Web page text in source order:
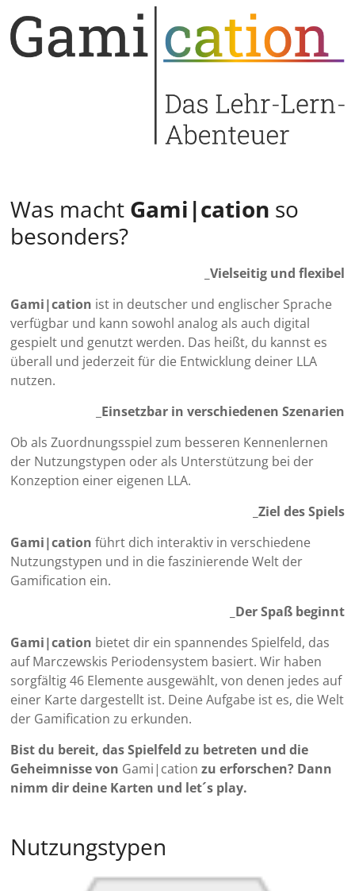
Was macht Gami|cation so
besonders?
_Vielseitig und flexibel
Gami|cation ist in deutscher und englischer Sprache
verfügbar und kann sowohl analog als auch digital
gespielt und genutzt werden. Das heißt, du kannst es
überall und jederzeit für die Entwicklung deiner LLA
nutzen.
Einsetzbar in verschiedenen Szenarien
Ob als Zuordnungsspiel zum besseren Kennenlernen
der Nutzungstypen oder als Unterstützung bei der
Konzeption einer eigenen LLA.
_Ziel des Spiels
Gami|cation führt dich interaktiv in verschiedene
Nutzungstypen und in die faszinierende Welt der
Gamification ein.
_Der Spaß beginnt
Gami|cation bietet dir ein spannendes Spielfeld, das
auf Marczewskis Periodensystem basiert. Wir haben
sorgfältig 46 Elemente ausgewählt, von denen jedes auf
einer Karte dargestellt ist. Deine Aufgabe ist es, die Welt
der Gamification zu erkunden.
Bist du bereit, das Spielfeld zu betreten und die
Geheimnisse von Gami|cation zu erforschen? Dann
nimm dir deine Karten und let´s play.
Nutzungstypen